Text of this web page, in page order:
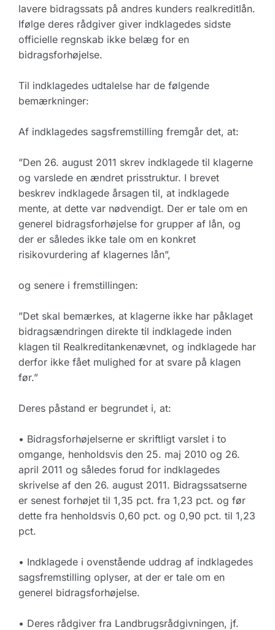
lavere bidragssats på andres kunders realkreditlån.
Ifølge deres rådgiver giver indklagedes sidste
officielle regnskab ikke belæg for en
bidragsforhøjelse.
Til indklagedes udtalelse har de følgende
bemærkninger:
Af indklagedes sagsfremstilling fremgår det, at:
”Den 26. august 2011 skrev indklagede til klagerne
og varslede en ændret prisstruktur. I brevet
beskrev indklagede årsagen til, at indklagede
mente, at dette var nødvendigt. Der er tale om en
generel bidragsforhøjelse for grupper af lån, og
der er således ikke tale om en konkret
risikovurdering af klagernes lån”,
og senere i fremstillingen:
”Det skal bemærkes, at klagerne ikke har påklaget
bidragsændringen direkte til indklagede inden
klagen til Realkreditankenævnet, og indklagede har
derfor ikke fået mulighed for at svare på klagen
før.”
Deres påstand er begrundet i, at:
• Bidragsforhøjelserne er skriftligt varslet i to
omgange, henholdsvis den 25. maj 2010 og 26.
april 2011 og således forud for indklagedes
skrivelse af den 26. august 2011. Bidragssatserne
er senest forhøjet til 1,35 pct. fra 1,23 pct. og før
dette fra henholdsvis 0,60 pct. og 0,90 pct. til 1,23
pct.
• Indklagede i ovenstående uddrag af indklagedes
sagsfremstilling oplyser, at der er tale om en
generel bidragsforhøjelse.
• Deres rådgiver fra Landbrugsrådgivningen, jf.